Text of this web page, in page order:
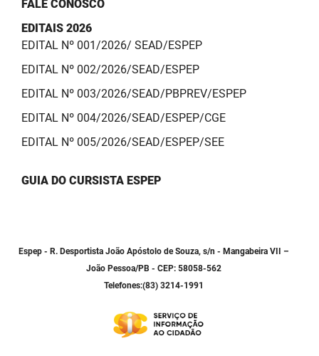
FALE CONOSCO
EDITAIS 2026
EDITAL Nº 001/2026/ SEAD/ESPEP
EDITAL Nº 002/2026/SEAD/ESPEP
EDITAL Nº 003/2026/SEAD/PBPREV/ESPEP
EDITAL Nº 004/2026/SEAD/ESPEP/CGE
EDITAL Nº 005/2026/SEAD/ESPEP/SEE
GUIA DO CURSISTA ESPEP
Espep - R. Desportista João Apóstolo de Souza, s/n - Mangabeira VII –
João Pessoa/PB - CEP: 58058-562
Telefones:(83) 3214-1991